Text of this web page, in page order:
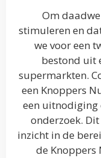
Om
stimuleren en
we voor een
bestond uit
supermarkten.
een Knoppers
een uitnodiging
onderzoek.
inzicht in de
de Knoppers